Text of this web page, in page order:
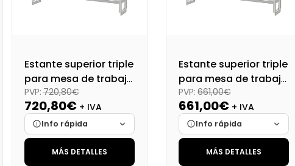
Estante superior triple
para mesa de trabajo
(BS3-1530T)
PVP: 720,80€
720,80€ + IVA
Info rápida
Marca
Cargando…
MÁS DETALLES
Estante superior triple
para mesa de trabajo
(BS3-1230T)
PVP: 661,00€
661,00€ + IVA
Info rápida
Marca
Cargando…
MÁS DETALLES